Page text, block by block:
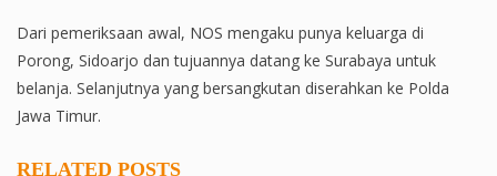
Dari pemeriksaan awal, NOS mengaku punya keluarga di
Porong, Sidoarjo dan tujuannya datang ke Surabaya untuk
belanja. Selanjutnya yang bersangkutan diserahkan ke Polda
Jawa Timur.
RELATED POSTS